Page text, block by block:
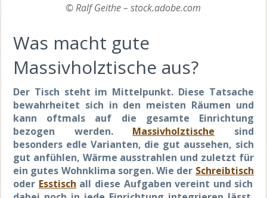
© Ralf Geithe – stock.adobe.com
Was macht gute
Massivholztische aus?
Der Tisch steht im Mittelpunkt. Diese Tatsache
bewahrheitet sich in den meisten Räumen und
kann oftmals auf die gesamte Einrichtung
bezogen werden. Massivholztische sind
besonders edle Varianten, die gut aussehen, sich
gut anfühlen, Wärme ausstrahlen und zuletzt für
ein gutes Wohnklima sorgen. Wie der Schreibtisch
oder Esstisch all diese Aufgaben vereint und sich